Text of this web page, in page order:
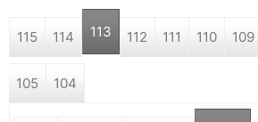
學a
r
115 114 113 112 111 110 109
105 104